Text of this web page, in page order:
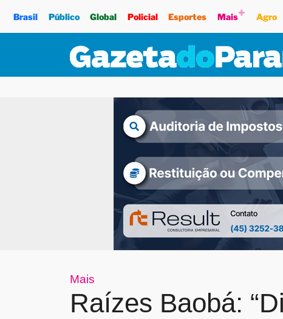
Brasil Público Global Policial Esportes Mais+ Agro
Mais
Raízes Baobá: